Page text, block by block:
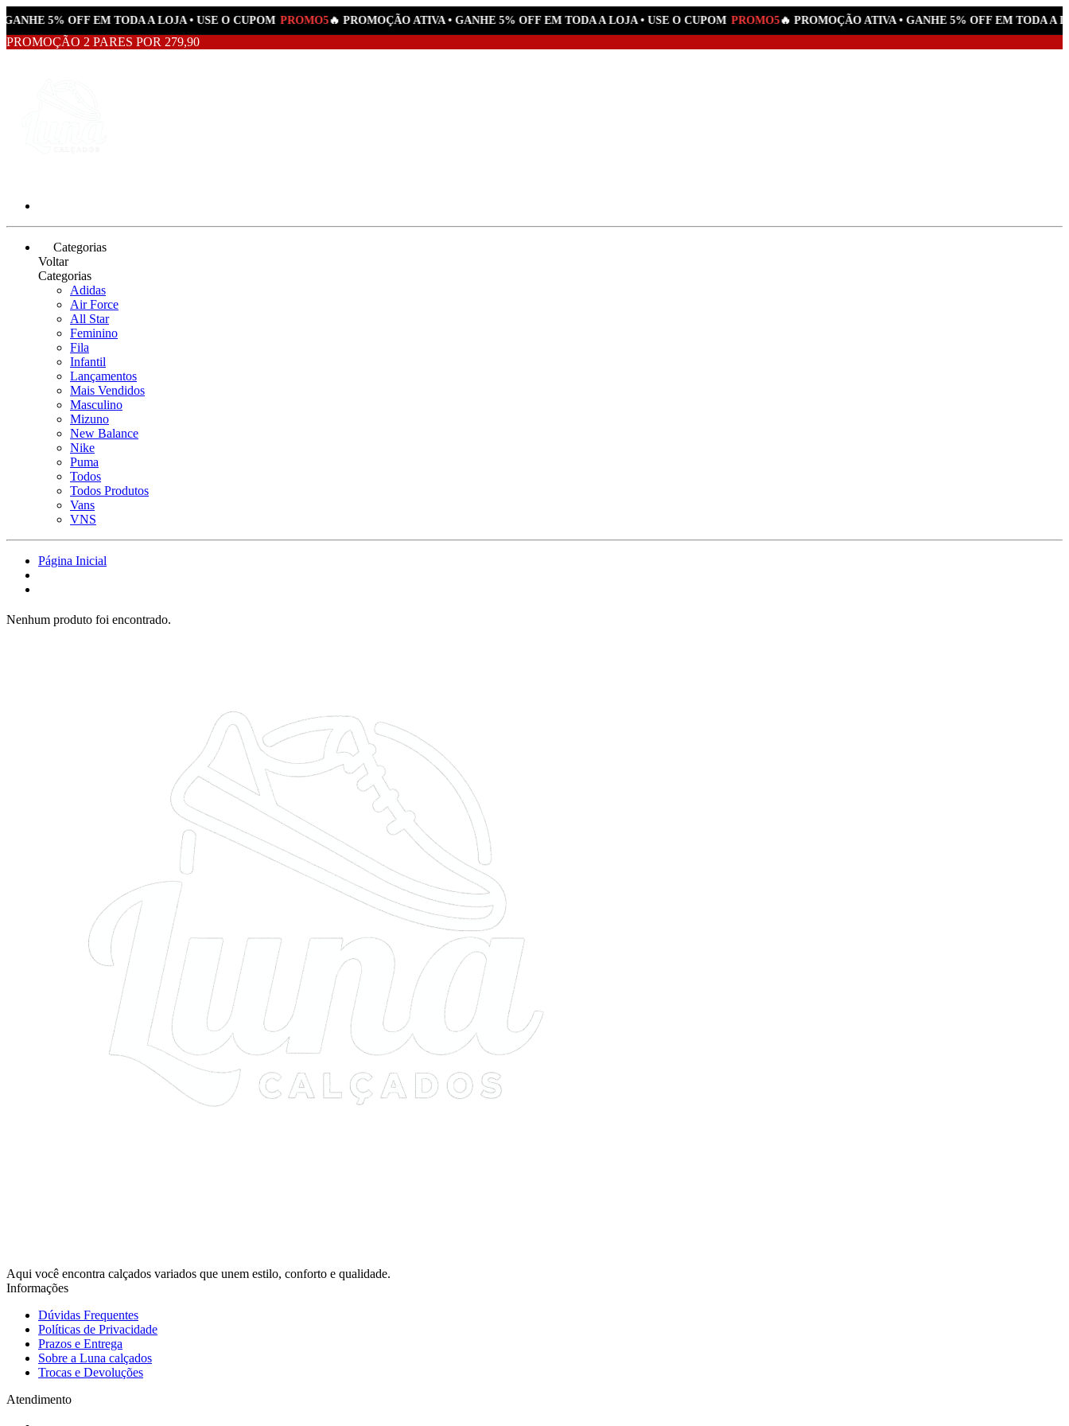
5% OFF EM TODA A LOJA • USE O CUPOM PROMO5🔥 PROMOÇÃO ATIVA • GANHE 5% OFF EM TODA A LOJA • USE O CUPOM PROMO5🔥 PROMOÇÃO ATIVA • GANHE 5% OFF EM TODA A
PROMOÇÃO 2 PARES POR 279,90
Categorias
Voltar
Categorias
Adidas
Air Force
All Star
Feminino
Fila
Infantil
Lançamentos
Mais Vendidos
Masculino
Mizuno
New Balance
Nike
Puma
Todos
Todos Produtos
Vans
VNS
Página Inicial
Nenhum produto foi encontrado.
Aqui você encontra calçados variados que unem estilo, conforto e qualidade.
Informações
Dúvidas Frequentes
Políticas de Privacidade
Prazos e Entrega
Sobre a Luna calçados
Trocas e Devoluções
Atendimento